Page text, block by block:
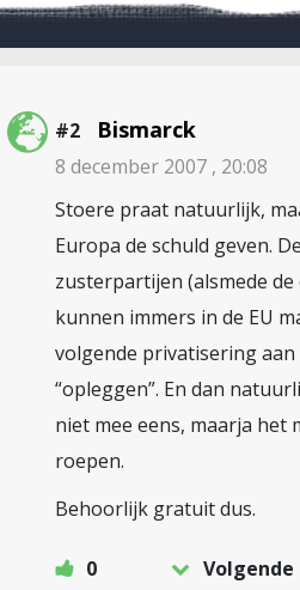
#2 Bismarck
8 december 2007 , 20:08
Stoere praat natuurlijk,
Europa de schuld geven.
zusterpartijen (alsmede
kunnen immers in de EU
volgende privatisering aan
“opleggen”. En dan
niet mee eens, maarja het
roepen.
Behoorlijk gratuit dus.
0
Volgende